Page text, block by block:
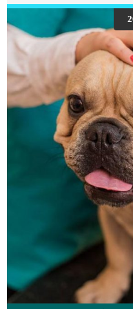
الدم, تقليل الدهون
تتسبب في تقليل الإجهاد
التاجي الذين يهتمون
بشكل أقل للموت المفاجئ
تربية الحيوانات الأليفة.
الأليفة: الحيوانات الأليفة
مصدر دائم للضحك واللعب
والألفة […]